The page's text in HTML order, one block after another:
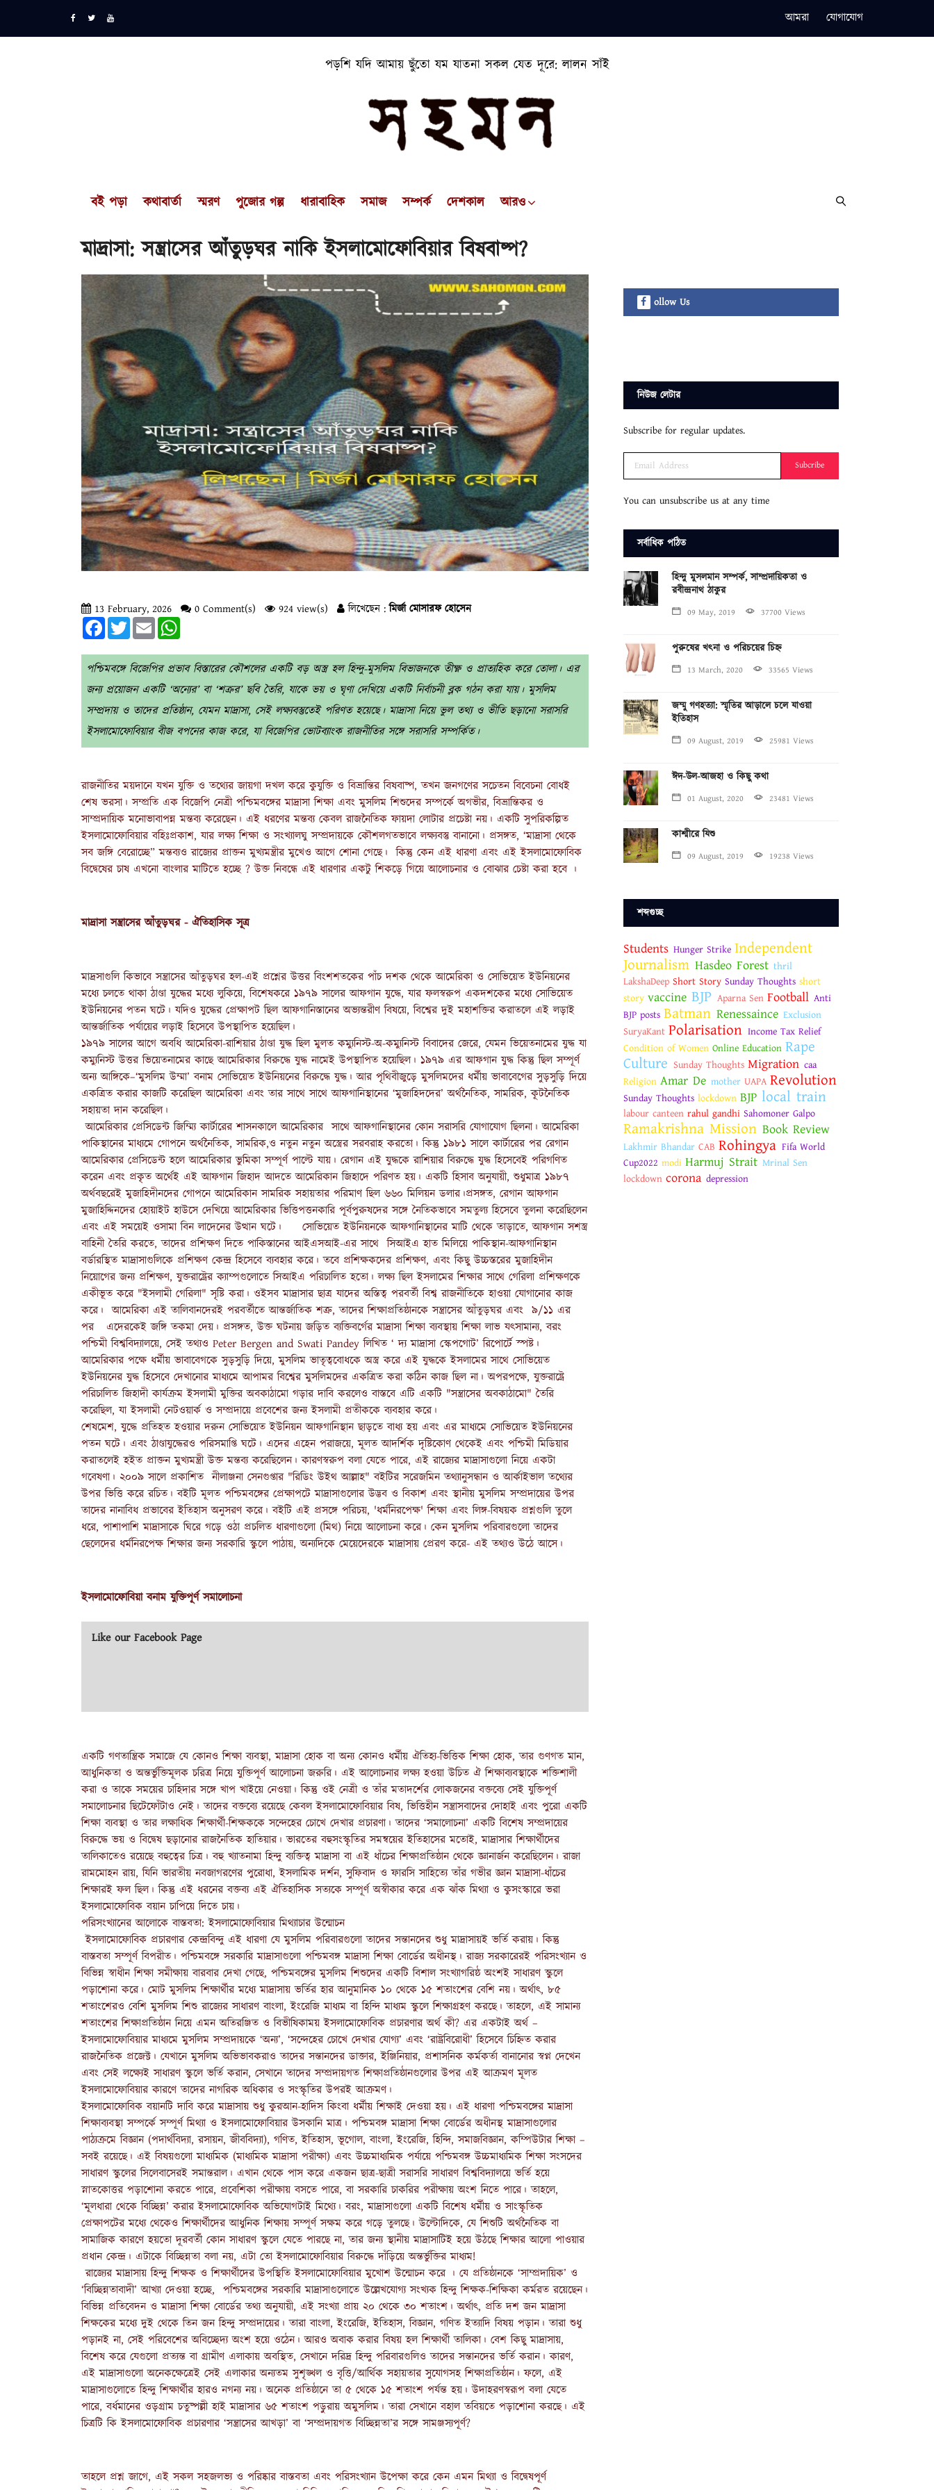
আমরা যোগাযোগ
পড়শি যদি আমায় ছুঁতো যম যাতনা সকল যেত দূরে: লালন সাঁই
বই পড়া কথাবার্তা স্মরণ পুজোর গল্প ধারাবাহিক সমাজ সম্পর্ক দেশকাল আরও
মাদ্রাসা: সন্ত্রাসের আঁতুড়ঘর নাকি ইসলামোফোবিয়ার বিষবাষ্প?
13 February, 2026 0 Comment(s) 924 view(s) লিখেছেন :মির্জা মোসারফ হোসেন
FacebookTwitterEmail
পশ্চিমবঙ্গে বিজেপির প্রভাব বিস্তারের কৌশলের একটি বড় অস্ত্র হল হিন্দু-মুসলিম বিভাজনকে তীক্ষ্ণ ও প্রাত্যহিক করে তোলা। এর
জন্য প্রয়োজন একটি ‘অন্যের’ বা ‘শত্রুর’ ছবি তৈরি, যাকে ভয় ও ঘৃণা দেখিয়ে একটি নির্বাচনী ব্লক গঠন করা যায়। মুসলিম
সম্প্রদায় ও তাদের প্রতিষ্ঠান, যেমন মাদ্রাসা, সেই লক্ষ্যবস্তুতেই পরিণত হয়েছে। মাদ্রাসা নিয়ে ভুল তথ্য ও ভীতি ছড়ানো সরাসরি
ইসলামোফোবিয়ার বীজ বপনের কাজ করে, যা বিজেপির ভোটব্যাংক রাজনীতির সঙ্গে সরাসরি সম্পর্কিত।
রাজনীতির ময়দানে যখন যুক্তি ও তথ্যের জায়গা দখল করে কুযুক্তি ও বিভ্রান্তির বিষবাষ্প, তখন জনগণের সচেতন বিবেচনা বোধই
শেষ ভরসা। সম্প্রতি এক বিজেপি নেত্রী পশ্চিমবঙ্গের মাদ্রাসা শিক্ষা এবং মুসলিম শিশুদের সম্পর্কে অগভীর, বিভ্রান্তিকর ও
সাম্প্রদায়িক মনোভাবাপন্ন মন্তব্য করেছেন। এই ধরণের মন্তব্য কেবল রাজনৈতিক ফায়দা লোটার প্রচেষ্টা নয়। একটি সুপরিকল্পিত
ইসলামোফোবিয়ার বহিঃপ্রকাশ, যার লক্ষ্য শিক্ষা ও সংখ্যালঘু সম্প্রদায়কে কৌশলগতভাবে লক্ষ্যবস্তু বানানো। প্রসঙ্গত, ‘মাদ্রাসা থেকে
সব জঙ্গি বেরোচ্ছে” মন্তব্যও রাজ্যের প্রাক্তন মুখ্যমন্ত্রীর মুখেও আগে শোনা গেছে। কিন্তু কেন এই ধারণা এবং এই ইসলামোফোবিক
বিদ্বেষের চাষ এখনো বাংলার মাটিতে হচ্ছে ? উক্ত নিবন্ধে এই ধারণার একটু শিকড়ে গিয়ে আলোচনার ও বোঝার চেষ্টা করা হবে ।
মাদ্রাসা সন্ত্রাসের আঁতুড়ঘর - ঐতিহাসিক সূত্র
মাদ্রসাগুলি কিভাবে সন্ত্রাসের আঁতুড়ঘর হল-এই প্রশ্নের উত্তর বিংশশতকের পাঁচ দশক থেকে আমেরিকা ও সোভিয়েত ইউনিয়নের
মধ্যে চলতে থাকা ঠাণ্ডা যুদ্ধের মধ্যে লুকিয়ে, বিশেষকরে ১৯৭৯ সালের আফগান যুদ্ধে, যার ফলস্বরুপ একদশকের মধ্যে সোভিয়েত
ইউনিয়নের পতন ঘটে। যদিও যুদ্ধের প্রেক্ষাপট ছিল আফগানিস্তানের অভ্যন্তরীণ বিষয়ে, বিশ্বের দুই মহাশক্তির করাতলে এই লড়াই
আন্তর্জাতিক পর্যায়ের লড়াই হিসেবে উপস্থাপিত হয়েছিল।
১৯৭৯ সালের আগে অবধি আমেরিকা-রাশিয়ার ঠাণ্ডা যুদ্ধ ছিল মুলত কম্যুনিস্ট-অ-কম্যুনিস্ট বিবাদের জেরে, যেমন ভিয়েতনামের যুদ্ধ যা
কম্যুনিস্ট উত্তর ভিয়েতনামের কাছে আমেরিকার বিরুদ্ধে যুদ্ধ নামেই উপস্থাপিত হয়েছিল। ১৯৭৯ এর আফগান যুদ্ধ কিন্তু ছিল সম্পূর্ণ
অন্য আঙ্গিকে–‘মুসলিম উম্মা’ বনাম সোভিয়েত ইউনিয়নের বিরুদ্ধে যুদ্ধ। আর পৃথিবীজুড়ে মুসলিমদের ধর্মীয় ভাবাবেগের সুড়সুড়ি দিয়ে
একত্রিত করার কাজটি করেছিল আমেরিকা এবং তার সাথে সাথে আফগানিস্থানের ‘মুজাহিদদের’ অর্থনৈতিক, সামরিক, কূটনৈতিক
সহায়তা দান করেছিল।
আমেরিকার প্রেসিডেন্ট জিম্ম্যি কার্টারের শাসনকালে আমেরিকার সাথে আফগানিস্থানের কোন সরাসরি যোগাযোগ ছিলনা। আমেরিকা
পাকিস্থানের মাধ্যমে গোপনে অর্থনৈতিক, সামরিক,ও নতুন নতুন অস্ত্রের সরবরাহ করতো। কিন্তু ১৯৮১ সালে কার্টারের পর রেগান
আমেরিকার প্রেসিডেন্ট হলে আমেরিকার ভুমিকা সম্পূর্ণ পাল্টে যায়। রেগান এই যুদ্ধকে রাশিয়ার বিরুদ্ধে যুদ্ধ হিসেবেই পরিগণিত
করেন এবং প্রকৃত অর্থেই এই আফগান জিহাদ আদতে আমেরিকান জিহাদে পরিণত হয়। একটি হিসাব অনুযায়ী, শুধুমাত্র ১৯৮৭
অর্থবছরেই মুজাহিদীনদের গোপনে আমেরিকান সামরিক সহায়তার পরিমাণ ছিল ৬৬০ মিলিয়ন ডলার।প্রসঙ্গত, রেগান আফগান
মুজাহিদ্দিনদের হোয়াইট হাউসে দেখিয়ে আমেরিকার ভিত্তিপত্তনকারি পূর্বপুরুষদের সঙ্গে নৈতিকভাবে সমতুল্য হিসেবে তুলনা করেছিলেন
এবং এই সময়েই ওসামা বিন লাদেনের উত্থান ঘটে। সোভিয়েত ইউনিয়নকে আফগানিস্থানের মাটি থেকে তাড়াতে, আফগান সশস্ত্র
বাহিনী তৈরি করতে, তাদের প্রশিক্ষণ দিতে পাকিস্তানের আইএসআই-এর সাথে সিআইএ হাত মিলিয়ে পাকিস্থান-আফগানিস্থান
বর্ডারস্থিত মাদ্রাসাগুলিকে প্রশিক্ষণ কেন্দ্র হিসেবে ব্যবহার করে। তবে প্রশিক্ষকদের প্রশিক্ষণ, এবং কিছু উচ্চস্তরের মুজাহিদীন
নিয়োগের জন্য প্রশিক্ষণ, যুক্তরাষ্ট্রের ক্যাম্পগুলোতে সিআইএ পরিচালিত হতো। লক্ষ্য ছিল ইসলামের শিক্ষার সাথে গেরিলা প্রশিক্ষণকে
একীভূত করে "ইসলামী গেরিলা" সৃষ্টি করা। ওইসব মাদ্রাসার ছাত্র যাদের অস্তিত্ব পরবর্তী বিশ্ব রাজনীতিকে হাওয়া যোগানোর কাজ
করে। আমেরিকা এই তালিবানদেরই পরবর্তীতে আন্তর্জাতিক শত্রু, তাদের শিক্ষাপ্রতিষ্ঠানকে সন্ত্রাসের আঁতুড়ঘর এবং ৯/১১ এর
পর এদেরকেই জঙ্গি তকমা দেয়। প্রসঙ্গত, উক্ত ঘটনায় জড়িত ব্যক্তিবর্গের মাদ্রাসা শিক্ষা ব্যবস্থায় শিক্ষা লাভ যৎসামান্য, বরং
পশ্চিমী বিশ্ববিদ্যালয়ে, সেই তথ্যও Peter Bergen and Swati Pandey লিখিত ‘ দ্য মাদ্রাসা স্কেপগোট’ রিপোর্টে স্পষ্ট।
আমেরিকার পক্ষে ধর্মীয় ভাবাবেগকে সুড়সুড়ি দিয়ে, মুসলিম ভাতৃত্ববোধকে অস্ত্র করে এই যুদ্ধকে ইসলামের সাথে সোভিয়েত
ইউনিয়নের যুদ্ধ হিসেবে দেখানোর মাধ্যমে আপামর বিশ্বের মুসলিমদের একত্রিত করা কঠিন কাজ ছিল না। অপরপক্ষে, যুক্তরাষ্ট্রে
পরিচালিত জিহাদী কার্যক্রম ইসলামী মুক্তির অবকাঠামো গড়ার দাবি করলেও বাস্তবে এটি একটি "সন্ত্রাসের অবকাঠামো" তৈরি
করেছিল, যা ইসলামী নেটওয়ার্ক ও সম্প্রদায়ে প্রবেশের জন্য ইসলামী প্রতীককে ব্যবহার করে।
শেষমেশ, যুদ্ধে প্রতিহত হওয়ার দরুন সোভিয়েত ইউনিয়ন আফগানিস্থান ছাড়তে বাধ্য হয় এবং এর মাধ্যমে সোভিয়েত ইউনিয়নের
পতন ঘটে। এবং ঠাণ্ডাযুদ্ধেরও পরিসমাপ্তি ঘটে। এদের এহেন পরাজয়ে, মূলত আদর্শিক দৃষ্টিকোণ থেকেই এবং পশ্চিমী মিডিয়ার
করাতলেই হইত প্রাক্তন মুখ্যমন্ত্রী উক্ত মন্তব্য করেছিলেন। কারণস্বরুপ বলা যেতে পারে, এই রাজ্যের মাদ্রাসাগুলো নিয়ে একটা
গবেষণা। ২০০৯ সালে প্রকাশিত নীলাঞ্জনা সেনগুপ্তার "রিডিং উইথ আল্লাহ" বইটির সরেজমিন তথ্যানুসন্ধান ও আর্কাইভাল তথ্যের
উপর ভিত্তি করে রচিত। বইটি মূলত পশ্চিমবঙ্গের প্রেক্ষাপটে মাদ্রাসাগুলোর উদ্ভব ও বিকাশ এবং স্থানীয় মুসলিম সম্প্রদায়ের উপর
তাদের নানাবিধ প্রভাবের ইতিহাস অনুসরণ করে। বইটি এই প্রসঙ্গে পরিচয়, 'ধর্মনিরপেক্ষ' শিক্ষা এবং লিঙ্গ-বিষয়ক প্রশ্নগুলি তুলে
ধরে, পাশাপাশি মাদ্রাসাকে ঘিরে গড়ে ওঠা প্রচলিত ধারণাগুলো (মিথ) নিয়ে আলোচনা করে। কেন মুসলিম পরিবারগুলো তাদের
ছেলেদের ধর্মনিরপেক্ষ শিক্ষার জন্য সরকারি স্কুলে পাঠায়, অন্যদিকে মেয়েদেরকে মাদ্রাসায় প্রেরণ করে- এই তথ্যও উঠে আসে।
ইসলামোফোবিয়া বনাম যুক্তিপূর্ণ সমালোচনা
Like our Facebook Page
একটি গণতান্ত্রিক সমাজে যে কোনও শিক্ষা ব্যবস্থা, মাদ্রাসা হোক বা অন্য কোনও ধর্মীয় ঐতিহ্য-ভিত্তিক শিক্ষা হোক, তার গুণগত মান,
আধুনিকতা ও অন্তর্ভুক্তিমূলক চরিত্র নিয়ে যুক্তিপূর্ণ আলোচনা জরুরি। এই আলোচনার লক্ষ্য হওয়া উচিত ঐ শিক্ষাব্যবস্থাকে শক্তিশালী
করা ও তাকে সময়ের চাহিদার সঙ্গে খাপ খাইয়ে নেওয়া। কিন্তু ওই নেত্রী ও তাঁর মতাদর্শের লোকজনের বক্তব্যে সেই যুক্তিপূর্ণ
সমালোচনার ছিটেফোঁটাও নেই। তাদের বক্তব্যে রয়েছে কেবল ইসলামোফোবিয়ার বিষ, ভিত্তিহীন সন্ত্রাসবাদের দোহাই এবং পুরো একটি
শিক্ষা ব্যবস্থা ও তার লক্ষাধিক শিক্ষার্থী-শিক্ষককে সন্দেহের চোখে দেখার প্রচারণা। তাদের ‘সমালোচনা’ একটি বিশেষ সম্প্রদায়ের
বিরুদ্ধে ভয় ও বিদ্বেষ ছড়ানোর রাজনৈতিক হাতিয়ার। ভারতের বহুসংস্কৃতির সমন্বয়ের ইতিহাসের মতোই, মাদ্রাসার শিক্ষার্থীদের
তালিকাতেও রয়েছে বহুত্বের চিত্র। বহু খ্যাতনামা হিন্দু ব্যক্তিত্ব মাদ্রাসা বা এই ধাঁচের শিক্ষাপ্রতিষ্ঠান থেকে জ্ঞানার্জন করেছিলেন। রাজা
রামমোহন রায়, যিনি ভারতীয় নবজাগরণের পুরোধা, ইসলামিক দর্শন, সুফিবাদ ও ফারসি সাহিত্যে তাঁর গভীর জ্ঞান মাদ্রাসা-ধাঁচের
শিক্ষারই ফল ছিল। কিন্তু এই ধরনের বক্তব্য এই ঐতিহাসিক সত্যকে সম্পূর্ণ অস্বীকার করে এক ঝাঁক মিথ্যা ও কুসংস্কারে ভরা
ইসলামোফোবিক বয়ান চাপিয়ে দিতে চায়।
পরিসংখ্যানের আলোকে বাস্তবতা: ইসলামোফোবিয়ার মিথ্যাচার উন্মোচন
ইসলামোফোবিক প্রচারণার কেন্দ্রবিন্দু এই ধারণা যে মুসলিম পরিবারগুলো তাদের সন্তানদের শুধু মাদ্রাসায়ই ভর্তি করায়। কিন্তু
বাস্তবতা সম্পূর্ণ বিপরীত। পশ্চিমবঙ্গে সরকারি মাদ্রাসাগুলো পশ্চিমবঙ্গ মাদ্রাসা শিক্ষা বোর্ডের অধীনস্থ। রাজ্য সরকারেরই পরিসংখ্যান ও
বিভিন্ন স্বাধীন শিক্ষা সমীক্ষায় বারবার দেখা গেছে, পশ্চিমবঙ্গের মুসলিম শিশুদের একটি বিশাল সংখ্যাগরিষ্ঠ অংশই সাধারণ স্কুলে
পড়াশোনা করে। মোট মুসলিম শিক্ষার্থীর মধ্যে মাদ্রাসায় ভর্তির হার আনুমানিক ১০ থেকে ১৫ শতাংশের বেশি নয়। অর্থাৎ, ৮৫
শতাংশেরও বেশি মুসলিম শিশু রাজ্যের সাধারণ বাংলা, ইংরেজি মাধ্যম বা হিন্দি মাধ্যম স্কুলে শিক্ষাগ্রহণ করছে। তাহলে, এই সামান্য
শতাংশের শিক্ষাপ্রতিষ্ঠান নিয়ে এমন অতিরঞ্জিত ও বিভীষিকাময় ইসলামোফোবিক প্রচারণার অর্থ কী? এর একটাই অর্থ –
ইসলামোফোবিয়ার মাধ্যমে মুসলিম সম্প্রদায়কে ‘অন্য’, ‘সন্দেহের চোখে দেখার যোগ্য’ এবং ‘রাষ্ট্রবিরোধী’ হিসেবে চিহ্নিত করার
রাজনৈতিক প্রজেক্ট। যেখানে মুসলিম অভিভাবকরাও তাদের সন্তানদের ডাক্তার, ইঞ্জিনিয়ার, প্রশাসনিক কর্মকর্তা বানানোর স্বপ্ন দেখেন
এবং সেই লক্ষ্যেই সাধারণ স্কুলে ভর্তি করান, সেখানে তাদের সম্প্রদায়গত শিক্ষাপ্রতিষ্ঠানগুলোর উপর এই আক্রমণ মূলত
ইসলামোফোবিয়ার কারণে তাদের নাগরিক অধিকার ও সংস্কৃতির উপরই আক্রমণ।
ইসলামোফোবিক বয়ানটি দাবি করে মাদ্রাসায় শুধু কুরআন-হাদিস কিংবা ধর্মীয় শিক্ষাই দেওয়া হয়। এই ধারণা পশ্চিমবঙ্গের মাদ্রাসা
শিক্ষাব্যবস্থা সম্পর্কে সম্পূর্ণ মিথ্যা ও ইসলামোফোবিয়ার উসকানি মাত্র। পশ্চিমবঙ্গ মাদ্রাসা শিক্ষা বোর্ডের অধীনস্থ মাদ্রাসাগুলোর
পাঠ্যক্রমে বিজ্ঞান (পদার্থবিদ্যা, রসায়ন, জীববিদ্যা), গণিত, ইতিহাস, ভূগোল, বাংলা, ইংরেজি, হিন্দি, সমাজবিজ্ঞান, কম্পিউটার শিক্ষা –
সবই রয়েছে। এই বিষয়গুলো মাধ্যমিক (মাধ্যমিক মাদ্রাসা পরীক্ষা) এবং উচ্চমাধ্যমিক পর্যায়ে পশ্চিমবঙ্গ উচ্চমাধ্যমিক শিক্ষা সংসদের
সাধারণ স্কুলের সিলেবাসেরই সমান্তরাল। এখান থেকে পাস করে একজন ছাত্র-ছাত্রী সরাসরি সাধারণ বিশ্ববিদ্যালয়ে ভর্তি হয়ে
স্নাতকোত্তর পড়াশোনা করতে পারে, প্রবেশিকা পরীক্ষায় বসতে পারে, বা সরকারি চাকরির পরীক্ষায় অংশ নিতে পারে। তাহলে,
‘মূলধারা থেকে বিচ্ছিন্ন’ করার ইসলামোফোবিক অভিযোগটাই মিথ্যে। বরং, মাদ্রাসাগুলো একটি বিশেষ ধর্মীয় ও সাংস্কৃতিক
প্রেক্ষাপটের মধ্যে থেকেও শিক্ষার্থীদের আধুনিক শিক্ষায় সম্পূর্ণ সক্ষম করে গড়ে তুলছে। উল্টোদিকে, যে শিশুটি অর্থনৈতিক বা
সামাজিক কারণে হয়তো দূরবর্তী কোন সাধারণ স্কুলে যেতে পারছে না, তার জন্য স্থানীয় মাদ্রাসাটিই হয়ে উঠছে শিক্ষার আলো পাওয়ার
প্রধান কেন্দ্র। এটাকে বিচ্ছিন্নতা বলা নয়, এটা তো ইসলামোফোবিয়ার বিরুদ্ধে দাঁড়িয়ে অন্তর্ভুক্তির মাধ্যম!
রাজ্যের মাদ্রাসায় হিন্দু শিক্ষক ও শিক্ষার্থীদের উপস্থিতি ইসলামোফোবিয়ার মুখোশ উন্মোচন করে । যে প্রতিষ্ঠানকে ‘সাম্প্রদায়িক’ ও
‘বিচ্ছিন্নতাবাদী’ আখ্যা দেওয়া হচ্ছে, পশ্চিমবঙ্গের সরকারি মাদ্রাসাগুলোতে উল্লেখযোগ্য সংখ্যক হিন্দু শিক্ষক-শিক্ষিকা কর্মরত রয়েছেন।
বিভিন্ন প্রতিবেদন ও মাদ্রাসা শিক্ষা বোর্ডের তথ্য অনুযায়ী, এই সংখ্যা প্রায় ২০ থেকে ৩০ শতাংশ। অর্থাৎ, প্রতি দশ জন মাদ্রাসা
শিক্ষকের মধ্যে দুই থেকে তিন জন হিন্দু সম্প্রদায়ের। তারা বাংলা, ইংরেজি, ইতিহাস, বিজ্ঞান, গণিত ইত্যাদি বিষয় পড়ান। তারা শুধু
পড়ানই না, সেই পরিবেশের অবিচ্ছেদ্য অংশ হয়ে ওঠেন। আরও অবাক করার বিষয় হল শিক্ষার্থী তালিকা। বেশ কিছু মাদ্রাসায়,
বিশেষ করে যেগুলো প্রত্যন্ত বা গ্রামীণ এলাকায় অবস্থিত, সেখানে দরিদ্র হিন্দু পরিবারগুলিও তাদের সন্তানদের ভর্তি করান। কারণ,
এই মাদ্রাসাগুলো অনেকক্ষেত্রেই সেই এলাকার অন্যতম সুশৃঙ্খল ও বৃত্তি/আর্থিক সহায়তার সুযোগসহ শিক্ষাপ্রতিষ্ঠান। ফলে, এই
মাদ্রাসাগুলোতে হিন্দু শিক্ষার্থীর হারও নগন্য নয়। অনেক প্রতিষ্ঠানে তা ৫ থেকে ১৫ শতাংশ পর্যন্ত হয়। উদাহরণস্বরূপ বলা যেতে
পারে, বর্ধমানের ওড়গ্রাম চতুষ্পল্লী হাই মাদ্রাসার ৬৫ শতাংশ পড়ুরায় অমুসলিম। তারা সেখানে বহাল তবিয়তে পড়াশোনা করছে। এই
চিত্রটি কি ইসলামোফোবিক প্রচারণার ‘সন্ত্রাসের আখড়া’ বা ‘সম্প্রদায়গত বিচ্ছিন্নতা’র সঙ্গে সামঞ্জস্যপূর্ণ?
তাহলে প্রশ্ন জাগে, এই সকল সহজলভ্য ও পরিষ্কার বাস্তবতা এবং পরিসংখ্যান উপেক্ষা করে কেন এমন মিথ্যা ও বিদ্বেষপূর্ণ
ollow Us
নিউজ লেটার
Subscribe for regular updates.
Subcribe
You can unsubscribe us at any time
সর্বাধিক পঠিত
হিন্দু মুসলমান সম্পর্ক, সাম্প্রদায়িকতা ও
রবীন্দ্রনাথ ঠাকুর
09 May, 2019 37700 Views
পুরুষের খৎনা ও পরিচয়ের চিহ্ন
13 March, 2020 33565 Views
জম্মু গণহত্যা: স্মৃতির আড়ালে চলে যাওয়া
ইতিহাস
09 August, 2019 25981 Views
ঈদ-উল-আজহা ও কিছু কথা
01 August, 2020 23481 Views
কাশ্মীরে যিশু
09 August, 2019 19238 Views
শব্দগুচ্ছ
Students Hunger Strike Independent
Journalism Hasdeo Forest thril
LakshaDeep Short Story Sunday Thoughts short
story vaccine BJP Aparna Sen Football Anti
BJP posts Batman Renessaince Exclusion
SuryaKant Polarisation Income Tax Relief
Condition of Women Online Education Rape
Culture Sunday Thoughts Migration caa
Religion Amar De mother UAPA Revolution
Sunday Thoughts lockdown BJP local train
labour canteen rahul gandhi Sahomoner Galpo
Ramakrishna Mission Book Review
Lakhmir Bhandar CAB Rohingya Fifa World
Cup2022 modi Harmuj Strait Mrinal Sen
lockdown corona depression